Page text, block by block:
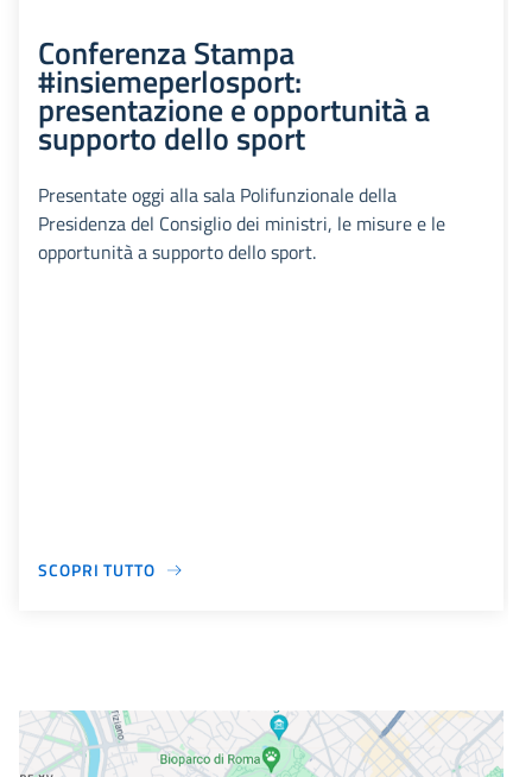
Conferenza Stampa
#insiemeperlosport:
presentazione e opportunità a
supporto dello sport
Presentate oggi alla sala Polifunzionale della
Presidenza del Consiglio dei ministri, le misure e le
opportunità a supporto dello sport.
SCOPRI TUTTO